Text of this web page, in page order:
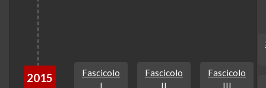
2015
Fascicolo
I
Fascicolo
II
Fascicolo
III